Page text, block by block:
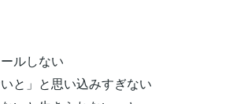
ルしない
と」と思い込みすぎない